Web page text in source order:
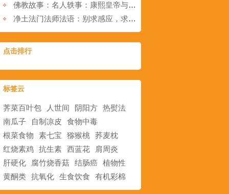
佛教故事：名人轶事：康熙皇帝与立在显通寺大文殊殿前无字碑的传说
净土法门法师法语：别求感应，求感应永远没感应，有感应都是魔不是佛，为什么？
点击排行
标签云
荠菜百叶包 人世间 阴阳方 热熨法
南瓜子
自制凉皮
食物中毒
根菜食物
素七宝 猕猴桃 荞麦枕
红烧素鸡 抗生素 西蓝花
肩周炎
肝硬化
腐竹烧香菇 结肠癌 植物性
黄酮类 抗氧化 生食饮食 有机彩棉